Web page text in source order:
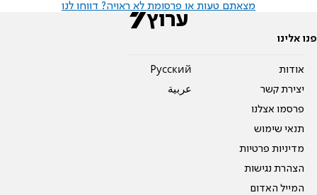
מצאתם טעות או פרסומת לא ראויה? דווחו לנו
פנו אלינו
אודות
יצירת קשר
פרסמו אצלנו
תנאי שימוש
מדיניות פרטיות
הצהרת נגישות
המייל האדום
Pусский
عربية